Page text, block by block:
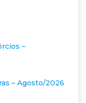
–
– Agosto/2026